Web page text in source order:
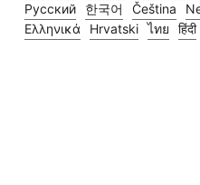
Русский
한국어 Čeština
Ελληνικά
Hrvatski ไทย हिंदी